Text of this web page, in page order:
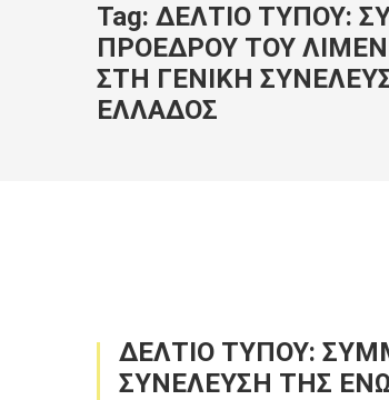
Tag: ΔΕΛΤΙΟ ΤΥΠΟΥ:
ΠΡΟΕΔΡΟΥ ΤΟΥ
ΣΤΗ ΓΕΝΙΚΗ
ΕΛΛΑΔΟΣ
ΔΕΛΤΙΟ ΤΥΠΟΥ:
ΣΥΝΕΛΕΥΣΗ ΤΗΣ